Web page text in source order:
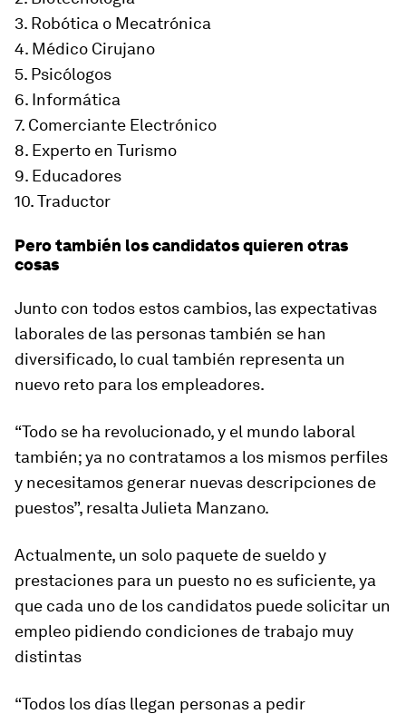
3. Robótica o Mecatrónica
4. Médico Cirujano
5. Psicólogos
6. Informática
7. Comerciante Electrónico
8. Experto en Turismo
9. Educadores
10. Traductor
Pero también los candidatos quieren otras
cosas
Junto con todos estos cambios, las expectativas
laborales de las personas también se han
diversificado, lo cual también representa un
nuevo reto para los empleadores.
“Todo se ha revolucionado, y el mundo laboral
también; ya no contratamos a los mismos perfiles
y necesitamos generar nuevas descripciones de
puestos”, resalta Julieta Manzano.
Actualmente, un solo paquete de sueldo y
prestaciones para un puesto no es suficiente, ya
que cada uno de los candidatos puede solicitar un
empleo pidiendo condiciones de trabajo muy
distintas
“Todos los días llegan personas a pedir